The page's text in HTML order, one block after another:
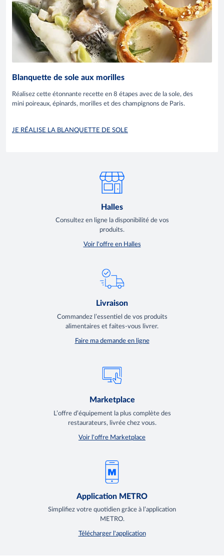
Blanquette de sole aux morilles
Réalisez cette étonnante recette en 8 étapes avec de la sole, des
mini poireaux, épinards, morilles et des champignons de Paris.
JE RÉALISE LA BLANQUETTE DE SOLE
Halles
Consultez en ligne la disponibilité de vos
produits.
Voir l'offre en Halles
Livraison
Commandez l’essentiel de vos produits
alimentaires et faites-vous livrer.
Faire ma demande en ligne
Marketplace
L’offre d’équipement la plus complète des
restaurateurs, livrée chez vous.
Voir l'offre Marketplace
Application METRO
Simplifiez votre quotidien grâce à l’application
METRO.
Télécharger l'application